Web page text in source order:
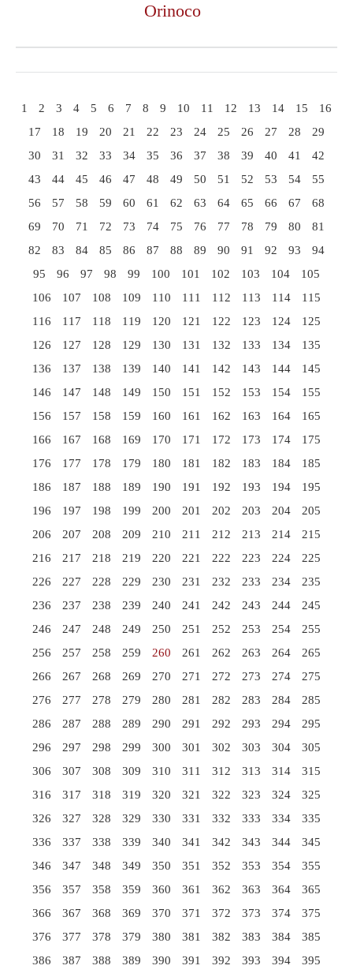
Orinoco
1 2 3 4 5 6 7 8 9 10 11 12 13 14 15
16
17
18 19 20 21 22 23 24 25 26 27 28
29
30
31 32 33 34 35 36 37 38 39 40 41
42
43
44 45 46 47 48 49 50 51 52 53 54
55
56
57 58 59 60 61 62 63 64 65 66 67
68
69
70 71 72 73 74 75 76 77 78 79 80
81
82
83 84 85 86 87 88 89 90 91 92 93
94
95
96 97 98 99 100 101 102 103 104
105
106
107 108 109 110 111 112 113 114
115
116
117 118 119 120 121 122 123 124
125
126
127 128 129 130 131 132 133 134
135
136
137 138 139 140 141 142 143 144
145
146
147 148 149 150 151 152 153 154
155
156
157 158 159 160 161 162 163 164
165
166
167 168 169 170 171 172 173 174
175
176
177 178 179 180 181 182 183 184
185
186
187 188 189 190 191 192 193 194
195
196
197 198 199 200 201 202 203 204
205
206
207 208 209 210 211 212 213 214
215
216
217 218 219 220 221 222 223 224
225
226
227 228 229 230 231 232 233 234
235
236
237 238 239 240 241 242 243 244
245
246
247 248 249 250 251 252 253 254
255
256
257 258 259 260 261 262 263 264
265
266
267 268 269 270 271 272 273 274
275
276
277 278 279 280 281 282 283 284
285
286
287 288 289 290 291 292 293 294
295
296
297 298 299 300 301 302 303 304
305
306
307 308 309 310 311 312 313 314
315
316
317 318 319 320 321 322 323 324
325
326
327 328 329 330 331 332 333 334
335
336
337 338 339 340 341 342 343 344
345
346
347 348 349 350 351 352 353 354
355
356
357 358 359 360 361 362 363 364
365
366
367 368 369 370 371 372 373 374
375
376
377 378 379 380 381 382 383 384
385
386
387 388 389 390 391 392 393 394 395